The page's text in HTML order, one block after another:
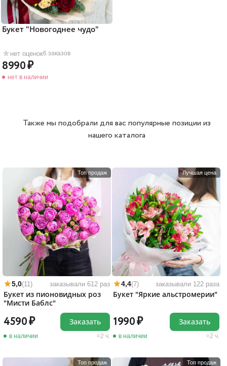
нет оценок6 заказов
Букет "Новогоднее чудо"
8990
нет в наличии
Также мы подобрали для вас популярные позиции из
нашего каталога
Топ продаж
5,0(11) заказывали 612 раз
Букет из пионовидных роз
"Мисти Баблс"
4590
в наличии 2 ч.
Заказать
Лучшая цена
4,4(7) заказывали 122 раза
Букет "Яркие альстромерии"
1990
в наличии 2 ч.
Заказать
Топ продаж Топ продаж